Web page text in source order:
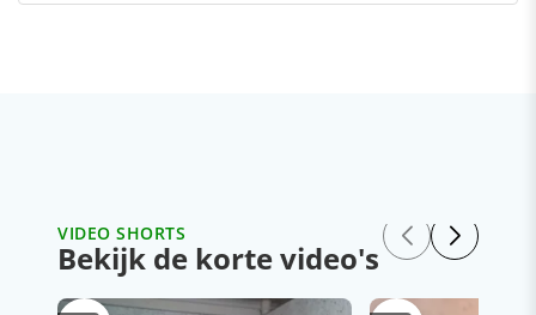
VIDEO SHORTS
Bekijk de korte video's